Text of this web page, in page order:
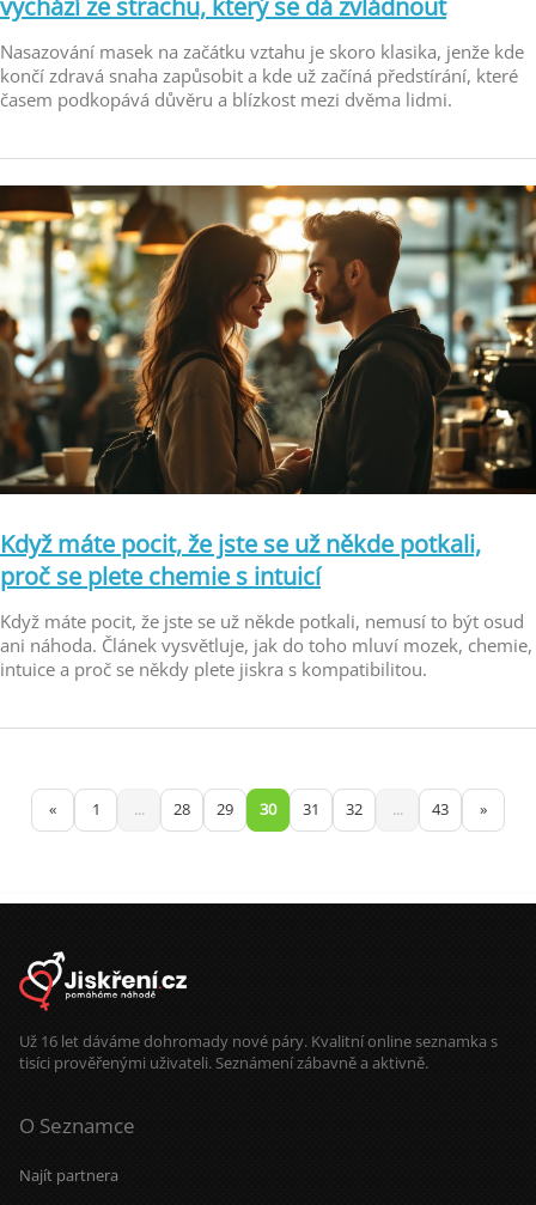
vychází ze strachu, který se dá zvládnout
Nasazování masek na začátku vztahu je skoro klasika, jenže kde
končí zdravá snaha zapůsobit a kde už začíná předstírání, které
časem podkopává důvěru a blízkost mezi dvěma lidmi.
Když máte pocit, že jste se už někde potkali,
proč se plete chemie s intuicí
Když máte pocit, že jste se už někde potkali, nemusí to být osud
ani náhoda. Článek vysvětluje, jak do toho mluví mozek, chemie,
intuice a proč se někdy plete jiskra s kompatibilitou.
« 1 ... 28 29 30 31 32 ... 43 »
Už 16 let dáváme dohromady nové páry. Kvalitní online seznamka s
tisíci prověřenými uživateli. Seznámení zábavně a aktivně.
O Seznamce
Najít partnera